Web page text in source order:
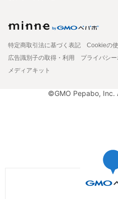
特定商取引法に基づく表記
Cookieの
広告識別子の取得・利用
プライバシ
メディアキット
©GMO Pepabo, Inc.